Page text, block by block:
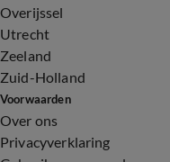
Overijssel
Utrecht
Zeeland
Zuid-Holland
Voorwaarden
Over ons
Privacyverklaring